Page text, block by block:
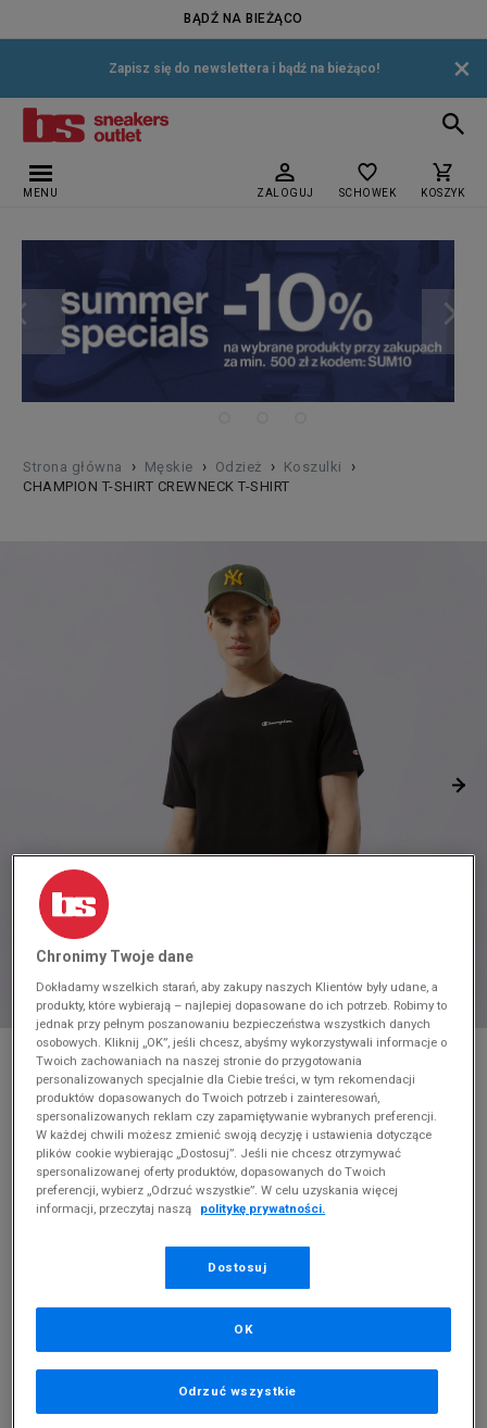
BĄDŹ NA BIEŻĄCO
Zapisz się do newslettera i bądź na bieżąco! ×
MENU ZALOGUJ SCHOWEK KOSZYK
Strona główna › Męskie › Odzież › Koszulki ›
CHAMPION T-SHIRT CREWNECK T-SHIRT
* Zdjęcie poglądowe
CHAMPION T-SHIRT CREWNECK T-SHIRT
Produkt pochodzi z końcówek aktualnych kolekcji, ubiegłych
sezonów lub z ekspozycji.Szczegóły.
44,99 zł
PRODUKT NIEDOSTĘPNY
Jeśli artykuł będzie ponownie dostępny, otrzymasz od nas
Chronimy Twoje dane
Dokładamy wszelkich starań, aby zakupy naszych Klientów były udane, a
produkty, które wybierają – najlepiej dopasowane do ich potrzeb. Robimy to
jednak przy pełnym poszanowaniu bezpieczeństwa wszystkich danych
osobowych. Kliknij „OK”, jeśli chcesz, abyśmy wykorzystywali informacje o
Twoich zachowaniach na naszej stronie do przygotowania
personalizowanych specjalnie dla Ciebie treści, w tym rekomendacji
produktów dopasowanych do Twoich potrzeb i zainteresowań,
spersonalizowanych reklam czy zapamiętywanie wybranych preferencji.
W każdej chwili możesz zmienić swoją decyzję i ustawienia dotyczące
plików cookie wybierając „Dostosuj”. Jeśli nie chcesz otrzymywać
spersonalizowanej oferty produktów, dopasowanych do Twoich
preferencji, wybierz „Odrzuć wszystkie”. W celu uzyskania więcej
informacji, przeczytaj naszą
politykę prywatności.
Dostosuj
Odrzuć wszystkie
OK